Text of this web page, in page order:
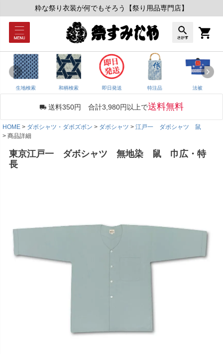
粋な祭り衣装が何でもそろう【祭り用品専門店】
生地検索 和柄検索 即日発送 特注品 法被
送料350円 合計3,980円以上で送料無料
HOME ダボシャツ・ダボズボン ダボシャツ
江戸一 ダボシャツ 鼠
商品詳細
東京江戸一 ダボシャツ 無地染 鼠 巾広・特
長